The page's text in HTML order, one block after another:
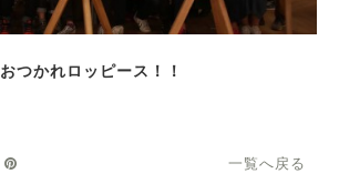
おつかれロッピース！！
一覧へ戻る